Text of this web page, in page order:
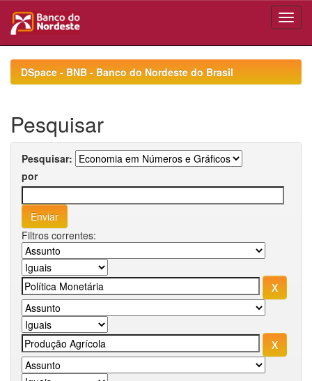
navigationDSpace - BNB - Banco do Nordeste do Brasil
Pesquisar
Pesquisar:
por
Filtros correntes: